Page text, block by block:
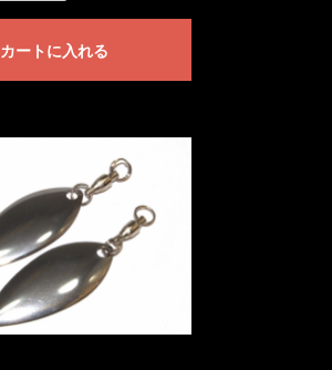
カートに入れる